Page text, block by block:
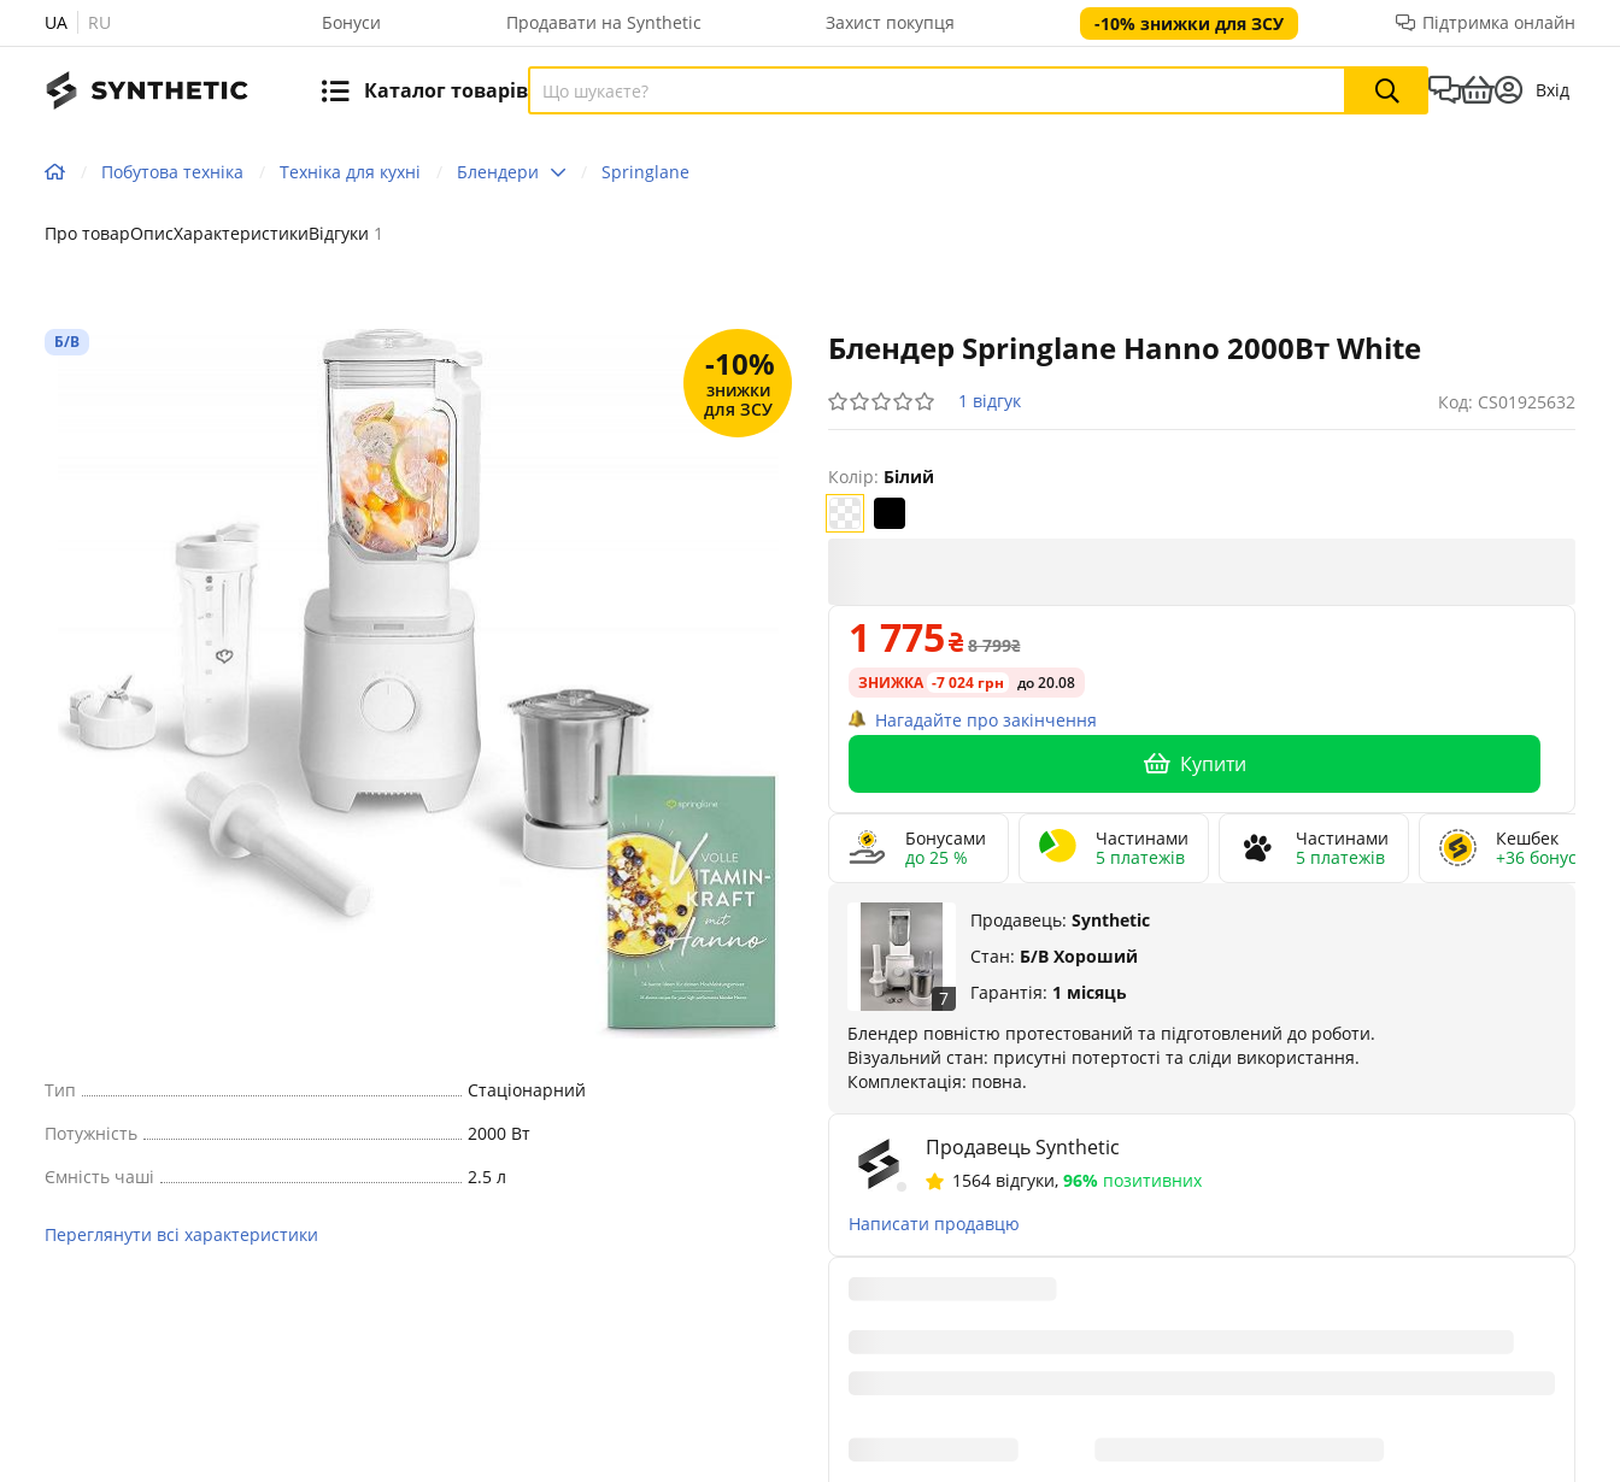
UA RU Бонуси Продавати на Synthetic Захист покупця -10% знижки для ЗСУ Підтримка онлайн
Каталог товарів Вхід
Побутова техніка Техніка для кухні Блендери Springlane
Про товарОписХарактеристикиВідгуки 1
Блендер Springlane Hanno 2000Вт White
1 відгук Код: CS01925632
Б/В
-10%
знижки
для ЗСУ
Тип
Стаціонарний
Потужність
2000 Вт
Ємність чаші
2.5 л
Переглянути всі характеристики
Колір: Білий
1 775 8 799
ЗНИЖКА -7 024 грн до 20.08
Нагадайте про закінчення
Купити
Бонусами
до 25 %
Частинами
5 платежів
Частинами
5 платежів
Кешбек
+36 бонусів
7
Продавець: Synthetic
Стан: Б/В Хороший
Гарантія: 1 місяць
Блендер повністю протестований та підготовлений до роботи.
Візуальний стан: присутні потертості та сліди використання.
Комплектація: повна.
Продавець Synthetic
1564 відгуки, 96% позитивних
Написати продавцю